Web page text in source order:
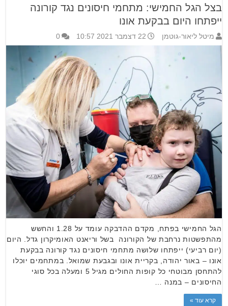
בצל הגל החמישי: מתחמי חיסונים נגד קורונה
ייפתחו היום בבקעת אונו
מיטל ליאור-גוטמן 22 דצמבר 2021 10:57 0
הגל החמישי בפתח, מקדם ההדבקה עומד על 1.28 והחשש
מהתפשטות נרחבת של הקורונה בשל וריאנט האומיקרון גדל. היום
(יום רביעי) ייפתחו שלושה מתחמי חיסונים נגד קורונה בבקעת
אונו – באור יהודה, בקריית אונו ובגבעת שמואל. במתחמים יוכלו
להתחסן מבוטחי כל קופות החולים מגיל 5 ומעלה בכל סוגי
החיסונים – במנה …
קרא עוד »